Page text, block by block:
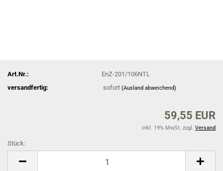
Art.Nr.:
EnZ-201/106NTL
versandfertig:
sofort(Ausland abweichend)
59,55 EUR
inkl. 19% MwSt. zzgl. Versand
Stück: